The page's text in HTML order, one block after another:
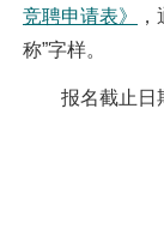
竞聘申请表》
称”字样。
报名截止日